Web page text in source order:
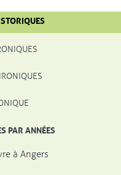
, OUVRE UNE
PAR ANNÉES
à Angers